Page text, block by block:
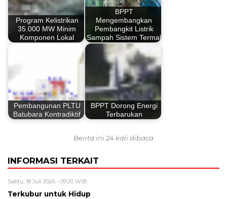
Program Kelistrikan
35.000 MW Minim
Komponen Lokal
BPPT
Mengembangkan
Pembangkit Listrik
Sampah Sistem Termal
Pembangunan PLTU
Batubara Kontradiktif
BPPT Dorong Energi
Terbarukan
Berita ini 24 kali dibaca
INFORMASI TERKAIT
Sabtu, 18 Juli 2026 - 09:20 WIB
Terkubur untuk Hidup